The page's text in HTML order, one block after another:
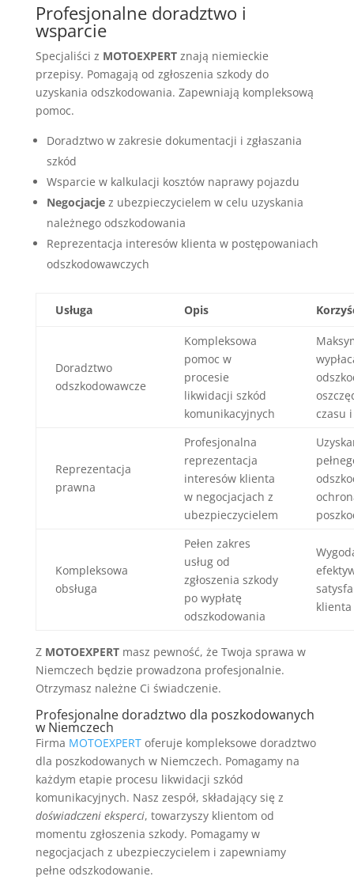
Profesjonalne doradztwo i
wsparcie
Specjaliści z MOTOEXPERTznają niemieckie
przepisy. Pomagają od zgłoszenia szkody do
uzyskania odszkodowania. Zapewniają kompleksową
pomoc.
Doradztwo w zakresie dokumentacji i zgłaszania
szkód
Wsparcie w kalkulacji kosztów naprawy pojazdu
Negocjacjez ubezpieczycielem w celu uzyskania
należnego odszkodowania
Reprezentacja interesów klienta w postępowaniach
odszkodowawczych
Usługa Opis
Doradztwo
odszkodowawcze
Kompleksowa
pomoc w
procesie
likwidacji szkód
komunikacyjnych
czasu
Reprezentacja
prawna
Profesjonalna
reprezentacja
interesów klienta
w negocjacjach z
ubezpieczycielem
Kompleksowa
obsługa
Pełen zakres
usług od
zgłoszenia szkody
po wypłatę
odszkodowania
klienta
Z MOTOEXPERTmasz pewność, że Twoja sprawa w
Niemczech będzie prowadzona profesjonalnie.
Otrzymasz należne Ci świadczenie.
Profesjonalne doradztwo dla poszkodowanych
w Niemczech
Firma MOTOEXPERToferuje kompleksowe doradztwo
dla poszkodowanych w Niemczech. Pomagamy na
każdym etapie procesu likwidacji szkód
komunikacyjnych. Nasz zespół, składający się z
doświadczeni eksperci, towarzyszy klientom od
momentu zgłoszenia szkody. Pomagamy w
negocjacjach z ubezpieczycielem i zapewniamy
pełne odszkodowanie.